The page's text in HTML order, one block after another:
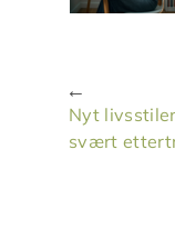
Nyt
svært